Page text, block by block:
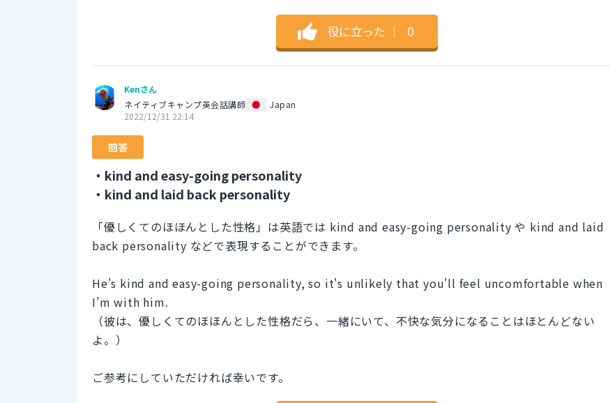
役に立った ｜ 0
Kenさん
ネイティブキャンプ英会話講師
Japan
2022/12/31 22:14
回答
・kind and easy-going personality
・kind and laid back personality
「優しくてのほほんとした性格」は英語では kind and easy-going personality や kind and laid
back personality などで表現することができます。
He's kind and easy-going personality, so it's unlikely that you'll feel uncomfortable when
I’m with him.
（彼は、優しくてのほほんとした性格だら、一緒にいて、不快な気分になることはほとんどない
よ。）
ご参考にしていただければ幸いです。